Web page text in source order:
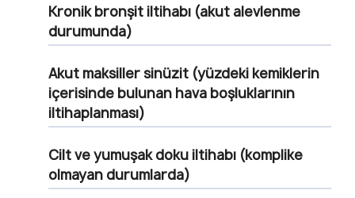
Kronik bronşit iltihabı (akut alevlenme
durumunda)
Akut maksiller sinüzit (yüzdeki kemiklerin
içerisinde bulunan hava boşluklarının
iltihaplanması)
Cilt ve yumuşak doku iltihabı (komplike
olmayan durumlarda)